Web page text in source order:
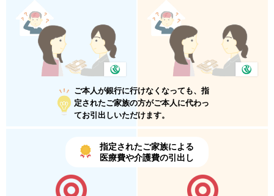
ご本人が銀行に行けなくなっても、指
定されたご家族の方がご本人に代わっ
てお引出しいただけます。
指定されたご家族による
医療費や介護費の引出し